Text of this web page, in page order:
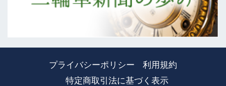
プライバシーポリシー
利用規約
特定商取引法に基づく表示